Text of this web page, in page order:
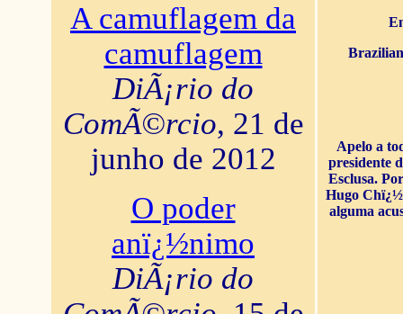
A camuflagem da
camuflagem
DiÃ¡rio do
ComÃ©rcio, 21 de
junho de 2012
O poder
anï¿½nimo
DiÃ¡rio do
Apelo a
presidente
Esclusa.
Hugo
alguma